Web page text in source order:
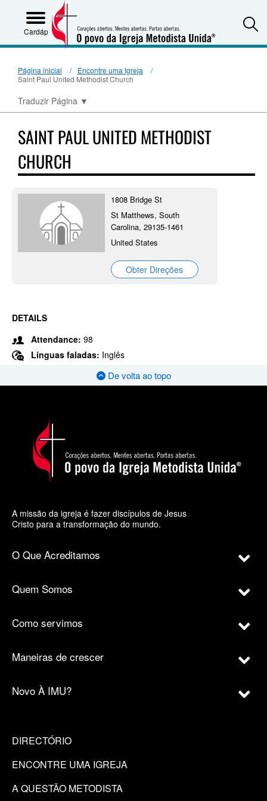
Cardápio
Página inicial
Encontre uma Igreja
Saint Paul United Methodist Church
Traduzir Página ▼
SAINT PAUL UNITED METHODIST
CHURCH
1808 Bridge St
St Matthews, South
Carolina, 29135-1461
United States
Obter Direções
DETAILS
Attendance: 98
Línguas faladas: Inglês
De volta ao topo
A missão da igreja é fazer discípulos de Jesus
Cristo para a transformação do mundo.
O Que Acreditamos
Quem Somos
Como servimos
Maneiras de crescer
Novo À IMU?
DIRECTÓRIO
ENCONTRE UMA IGREJA
A QUESTÃO METODISTA